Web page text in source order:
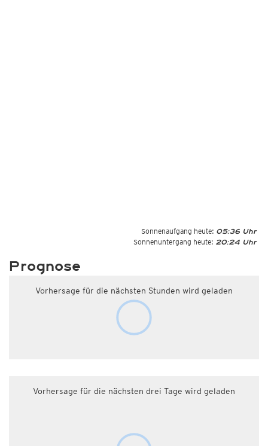
Sonnenaufgang heute: 05:36 Uhr
Sonnenuntergang heute: 20:24 Uhr
Prognose
Vorhersage für die nächsten Stunden wird geladen
Vorhersage für die nächsten drei Tage wird geladen